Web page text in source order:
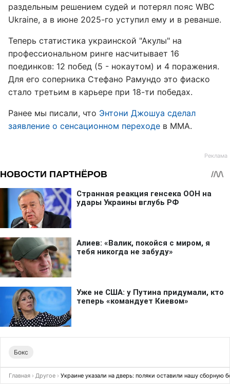
раздельным решением судей и потерял пояс WBC
Ukraine, а в июне 2025-го уступил ему и в реванше.
Теперь статистика украинской "Акулы" на
профессиональном ринге насчитывает 16
поединков: 12 побед (5 - нокаутом) и 4 поражения.
Для его соперника Стефано Рамундо это фиаско
стало третьим в карьере при 18-ти победах.
Ранее мы писали, что Энтони Джошуа сделал
заявление о сенсационном переходе в ММА.
Бокс
Главная › Другое › Украине указали на дверь: поляки оставили нашу сборную